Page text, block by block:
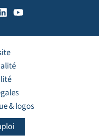
& logos